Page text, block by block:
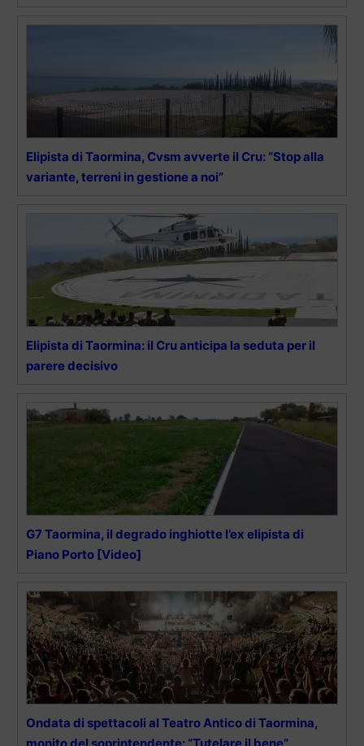
Elipista di Taormina, Cvsm avverte il Cru: “Stop alla
variante, terreni in gestione a noi”
Elipista di Taormina: il Cru anticipa la seduta per il
parere decisivo
G7 Taormina, il degrado inghiotte l’ex elipista di
Piano Porto [Video]
Ondata di spettacoli al Teatro Antico di Taormina,
monito del soprintendente: “Tutelare il bene”